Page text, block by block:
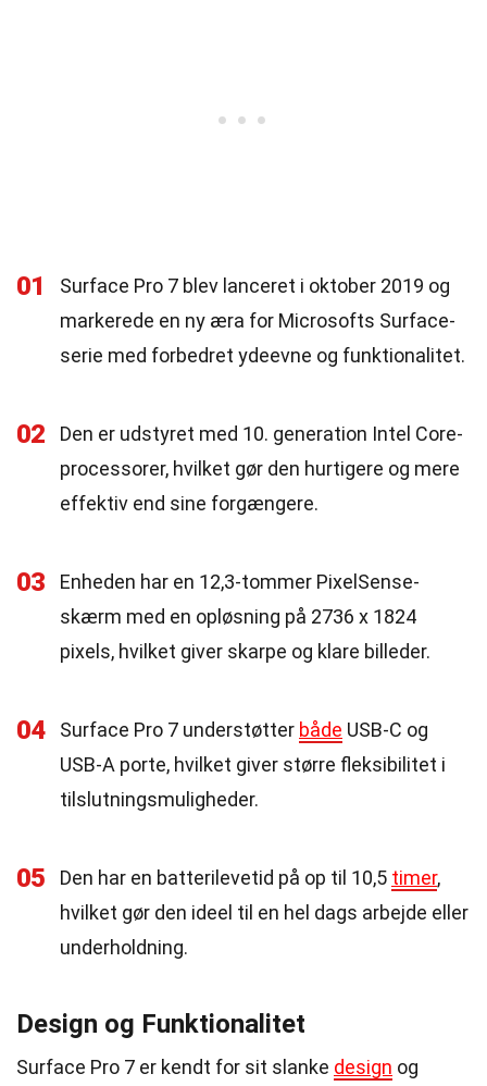
01
Surface Pro 7 blev lanceret i oktober 2019 og
markerede en ny æra for Microsofts Surface-
serie med forbedret ydeevne og funktionalitet.
02
Den er udstyret med 10. generation Intel Core-
processorer, hvilket gør den hurtigere og mere
effektiv end sine forgængere.
03
Enheden har en 12,3-tommer PixelSense-
skærm med en opløsning på 2736 x 1824
pixels, hvilket giver skarpe og klare billeder.
04 Surface Pro 7 understøtter både USB-C og
USB-A porte, hvilket giver større fleksibilitet i
tilslutningsmuligheder.
05 Den har en batterilevetid på op til 10,5 timer,
hvilket gør den ideel til en hel dags arbejde eller
underholdning.
Design og Funktionalitet
Surface Pro 7 er kendt for sit slanke design og